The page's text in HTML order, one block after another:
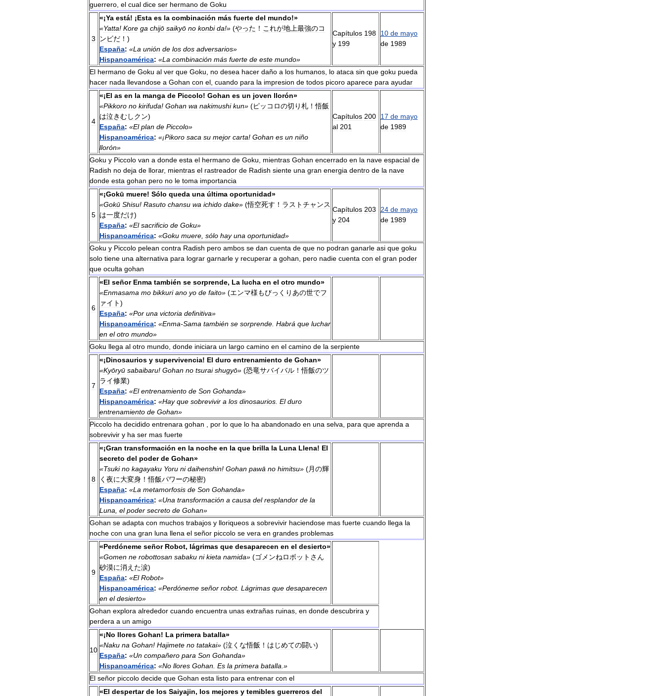
guerrero el cual dice ser hermano de Goku
3
«¡Ya está! ¡Esta es la combinación más fuerte del mundo!»
«Yatta! Kore ga chijō saikyō no konbi da!» (やった ！ これが地上最強のコ
ンビだ ！)
España: «La unión de los dos adversarios»
Hispanoamérica: «La combinación más fuerte de este mundo»
Capítulos 198
y 199
10 de mayo
de 1989
El hermano de Goku al ver que Goku no desea hacer daño a los humanos lo ataca sin que goku pueda
hacer nada llevandose a Gohan con el cuando para la impresion de todos picoro aparece para ayudar
4
«¡El as en la manga de Piccolo! Gohan es un joven llorón»
«Pikkoro no kirifuda! Gohan wa nakimushi kun» (ピッコロの切り札 ！悟飯
は泣きむしクン)
España: «El plan de Piccolo»
Hispanoamérica: «¡Pikoro saca su mejor carta! Gohan es un niño
llorón»
Capítulos 200
al 201
17 de mayo
de 1989
Goku y Piccolo van a donde esta el hermano de Goku mientras Gohan encerrado en la nave espacial de
Radish no deja de llorar, mientras el rastreador de Radish siente una gran energia dentro de la nave
donde esta gohan pero no le toma importancia
5
«¡Gokū muere! Sólo queda una última oportunidad»
«Gokū Shisu! Rasuto chansu wa ichido dake» (悟空死す ！ ラストチャンス
は一度だけ)
España: «El sacrificio de Goku»
Hispanoamérica: «Goku muere sólo hay una oportunidad»
Capítulos 203
y 204
24 de mayo
de 1989
Goku y Piccolo pelean contra Radish pero ambos se dan cuenta de que no podran ganarle asi que goku
solo tiene una alternativa para lograr garnarle y recuperar a gohan pero nadie cuenta con el gran poder
que oculta gohan
6
«El señor Enma también se sorprende, La lucha en el otro mundo»
«Enmasama mo bikkuri ano yo de faito» (エンマ様もびっくりあの世でフ
ァイト)
España: «Por una victoria definitiva»
Hispanoamérica: «Enma-Sama también se sorprende Habrá que luchar
en el otro mundo»
Goku llega al otro mundo donde iniciara un largo camino en el camino de la serpiente
7
«¡Dinosaurios y supervivencia! El duro entrenamiento de Gohan»
«Kyōryū sabaibaru! Gohan no tsurai shugyō» (恐竜サバイバル ！悟飯のツ
ライ修業)
España: «El entrenamiento de Son Gohanda»
Hispanoamérica: «Hay que sobrevivir a los dinosaurios El duro
entrenamiento de Gohan»
Piccolo ha decidido entrenara gohan por lo que lo ha abandonado en una selva para que aprenda a
sobrevivir y ha ser mas fuerte
8
«¡Gran transformación en la noche en la que brilla la Luna Llena! El
secreto del poder de Gohan»
«Tsuki no kagayaku Yoru ni daihenshin! Gohan pawā no himitsu» (月の輝
く夜に大変身 ！悟飯パワーの秘密)
España: «La metamorfosis de Son Gohanda»
Hispanoamérica: «Una transformación a causa del resplandor de la
Luna el poder secreto de Gohan»
Gohan se adapta con muchos trabajos y lloriqueos a sobrevivir haciendose mas fuerte cuando llega la
noche con una gran luna llena el señor piccolo se vera en grandes problemas
9
«Perdóneme señor Robot, lágrimas que desaparecen en el desierto»
«Gomen ne robottosan sabaku ni kieta namida» (ゴメンねロボットさん
砂漠に消えた涙)
España: «El Robot»
Hispanoamérica: «Perdóneme señor robot. Lágrimas que desaparecen
en el desierto»
Gohan explora alrededor cuando encuentra unas extrañas ruinas en donde descubrira y
perdera a un amigo
10
«¡No llores Gohan! La primera batalla»
«Naku na Gohan! Hajimete no tatakai» (泣くな悟飯 ！ はじめての闘い)
España: «Un compañero para Son Gohanda»
Hispanoamérica: «No llores Gohan Es la primera batalla .»
El señor piccolo decide que Gohan esta listo para entrenar con el
«El despertar de los Saiyajin, los mejores y temibles guerreros del